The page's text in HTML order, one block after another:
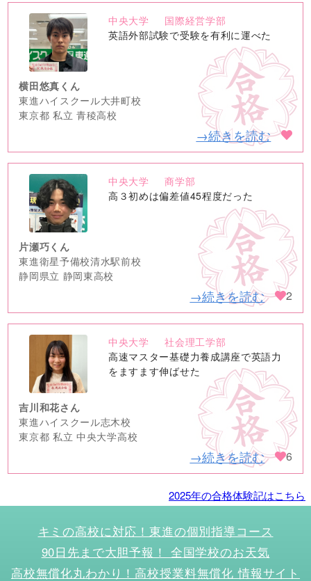
no
image
中央大学
国際経営学部
英語外部試験で受験を有利に運べた
横田悠真くん
東進ハイスクール大井町校
東京都 私立 青稜高校
→続きを読む
no
image
中央大学
商学部
高３初めは偏差値45程度だった
片瀬巧くん
東進衛星予備校清水駅前校
静岡県立 静岡東高校
→続きを読む 2
no
image
中央大学
社会理工学部
高速マスター基礎力養成講座で英語力
をますます伸ばせた
吉川和花さん
東進ハイスクール志木校
東京都 私立 中央大学高校
→続きを読む 6
2025年の合格体験記はこちら
キミの高校に対応！東進の個別指導コース
90日先まで大胆予報！ 全国学校のお天気
高校無償化丸わかり！高校授業料無償化 情報サイト